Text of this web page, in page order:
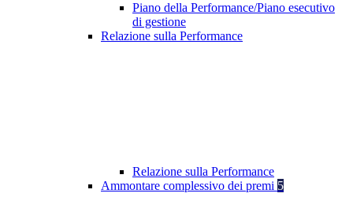
Piano della Performance/Piano esecutivo
di gestione
Relazione sulla Performance
Relazione sulla Performance
Ammontare complessivo dei premi 5